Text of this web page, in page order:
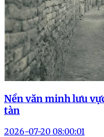
Nền văn minh lưu
tàn
2026-07-20 08:00:01